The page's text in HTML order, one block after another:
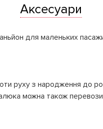
Аксесуари
для маленьких
руху з народження до
можна також